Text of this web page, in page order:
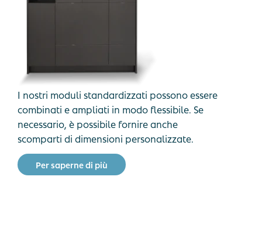
I nostri moduli standardizzati possono essere
combinati e ampliati in modo flessibile. Se
necessario, è possibile fornire anche
scomparti di dimensioni personalizzate.
Persapernedi più